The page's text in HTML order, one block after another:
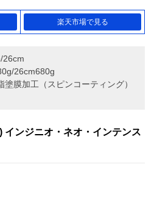
楽天市場で見る
26cm
26cm680g
塗膜加工（スピンコーティング）
ンジニオ・ネオ・インテンス